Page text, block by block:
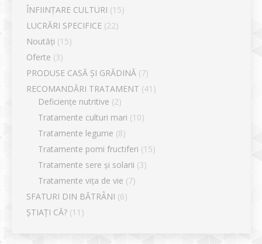
ÎNFIINȚARE CULTURI (15)
LUCRĂRI SPECIFICE (22)
Noutăți (15)
Oferte (3)
PRODUSE CASĂ ȘI GRĂDINĂ (7)
RECOMANDĂRI TRATAMENT (41)
Deficiențe nutritive (2)
Tratamente culturi mari (10)
Tratamente legume (8)
Tratamente pomi fructiferi (15)
Tratamente sere și solarii (3)
Tratamente vița de vie (7)
SFATURI DIN BĂTRÂNI (6)
ȘTIAȚI CĂ? (11)